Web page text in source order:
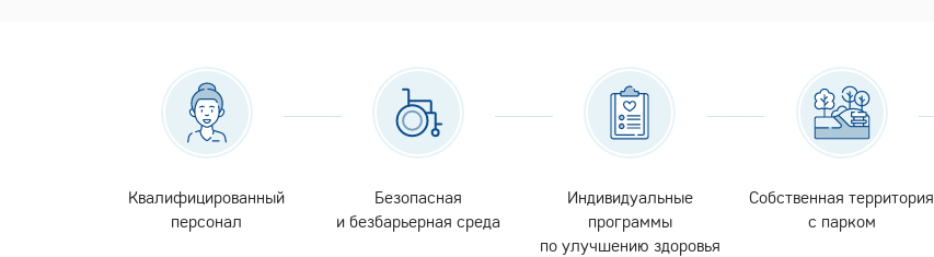
Квалифицированный
персонал
Безопасная
и безбарьерная среда
Индивидуальные
программы
по улучшению здоровья
Собственная территория
с парком